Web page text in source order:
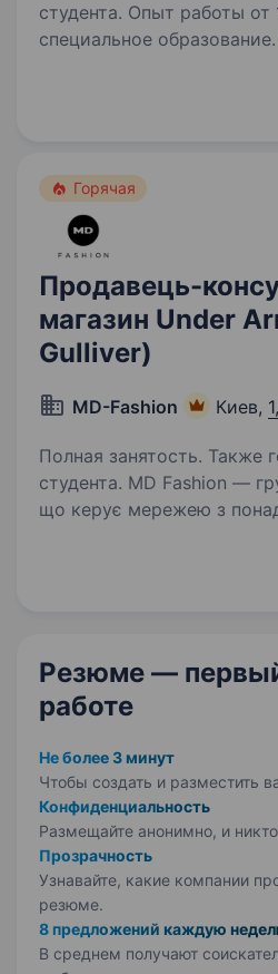
студента. Опыт работы от
специальное образование. VYRIY — українська
Ми ростемо, розширюємо
та шукаємо…
Горячая
Продавець-
магазин Under
Gulliver)
MD-Fashion Киев,
Полная занятость. Также
студента. MD Fashion — група компаній,
що керує мережею з
Резюме —
работе
Не более 3 минут
Чтобы создать и разместить
Конфиденциальность
Размещайте анонимно, и
Прозрачность
Узнавайте, какие компании
резюме.
8 предложений каждую
В среднем получают